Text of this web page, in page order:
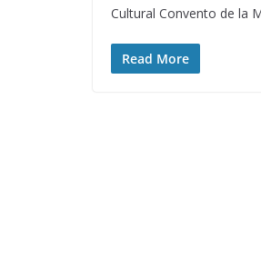
Cultural Convento de la
Read More